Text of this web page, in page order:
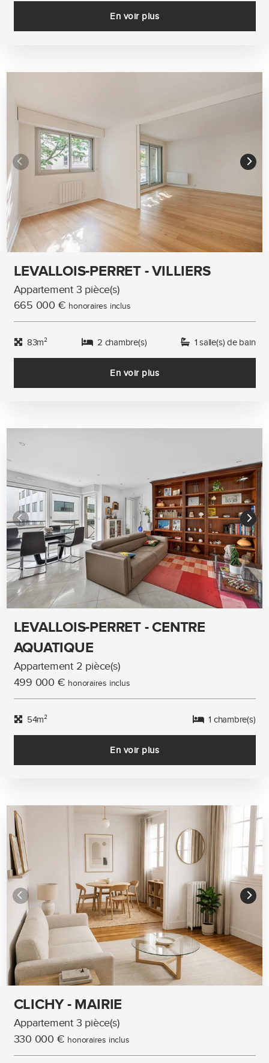
En voir plus
LEVALLOIS-PERRET - VILLIERS
Appartement 3 pièce(s)
665 000 € honoraires inclus
83m² 2 chambre(s) 1 salle(s) de bain
En voir plus
LEVALLOIS-PERRET - CENTRE
AQUATIQUE
Appartement 2 pièce(s)
499 000 € honoraires inclus
54m² 1 chambre(s)
En voir plus
CLICHY - MAIRIE
Appartement 3 pièce(s)
330 000 € honoraires inclus